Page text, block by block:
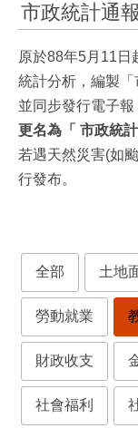
市政統計通報
原於88年5月11日
統計分析，編製「
並同步發行電子報
更名為「 市政統
若遇天然災害(如
行發布。
全部 土地
勞動就業
財政收支
社會福利